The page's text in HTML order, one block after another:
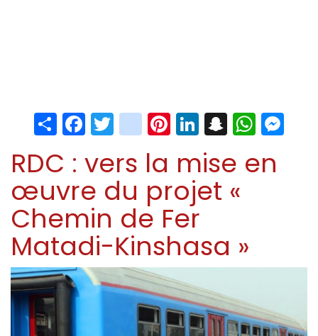
ShareFacebook
Twitter
instagram
Pinterest
LinkedIn
Snapchat
RDC : vers la mise en
œuvre du projet «
Chemin de Fer
Matadi-Kinshasa »